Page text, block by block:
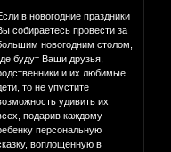
в новогодние праздники
собираетесь провести за
новогодним столом,
будут Ваши друзья,
и их любимые
то не упустите
удивить их
подарив каждому
персональную
воплощенную в